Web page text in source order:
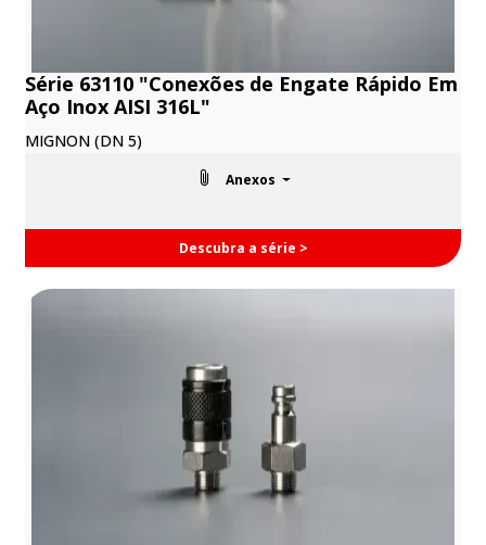
Série 63110 "Conexões de Engate Rápido Em
Aço Inox AISI 316L"
MIGNON (DN 5)
Anexos
Descubra a série >